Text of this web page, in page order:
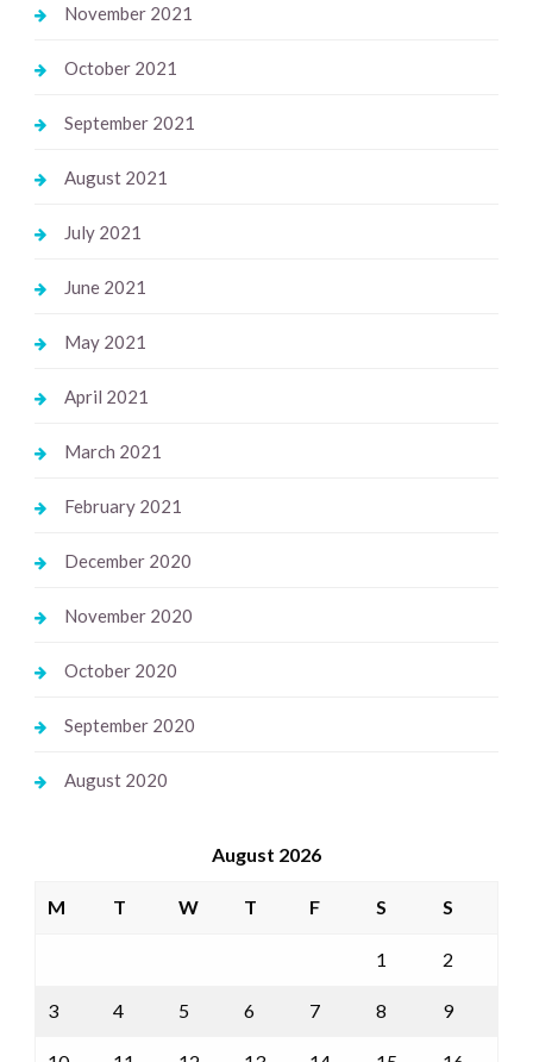
November 2021
October 2021
September 2021
August 2021
July 2021
June 2021
May 2021
April 2021
March 2021
February 2021
December 2020
November 2020
October 2020
September 2020
August 2020
August 2026
M T W T F S S
1 2
3 4 5 6 7 8 9